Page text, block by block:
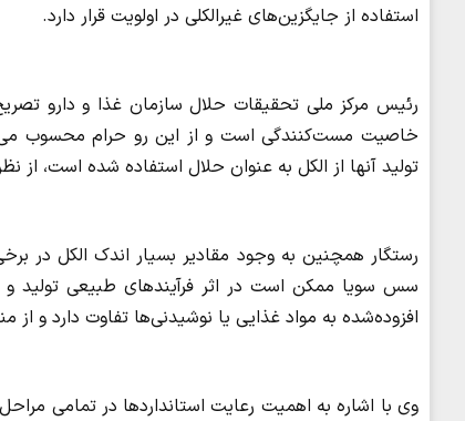
استفاده از جایگزین‌های غیرالکلی در اولویت قرار دارد.
رئیس مرکز ملی تحقیقات حلال سازمان غذا و دارو تصریح
خاصیت مست‌کنندگی است و از این رو حرام محسوب
تولید آنها از الکل به عنوان حلال استفاده شده است، از
رستگار همچنین به وجود مقادیر بسیار اندک الکل در
سس سویا ممکن است در اثر فرآیندهای طبیعی تولید و
افزوده‌شده به مواد غذایی یا نوشیدنی‌ها تفاوت دارد و از
وی با اشاره به اهمیت رعایت استانداردها در تمامی